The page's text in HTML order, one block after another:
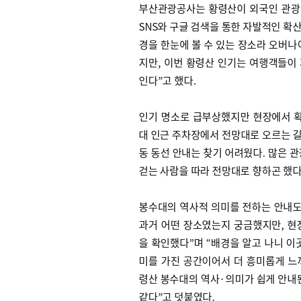
부산관광공사는 황령산이 외국인 관
SNS와 구글 검색을 통한 자발적인 확
경을 한눈에 볼 수 있는 장소라 오버
지만, 이번 황령산 인기는 여행객들
인다”고 했다.
인기 명소로 급부상했지만 현장에서
대 인근 주차장에서 전망대로 오르는
동 동선 안내는 찾기 어려웠다. 많은
걷는 사람을 따라 전망대로 향하곤 했
봉수대의 역사적 의미를 전하는 안내
과거 어떤 장소였는지 궁금했지만,
을 확인했다”며 “배경을 알고 나니
미를 가진 공간이어서 더 흥미롭게
령산 봉수대의 역사·의미가 쉽게 안
같다”고 덧붙였다.